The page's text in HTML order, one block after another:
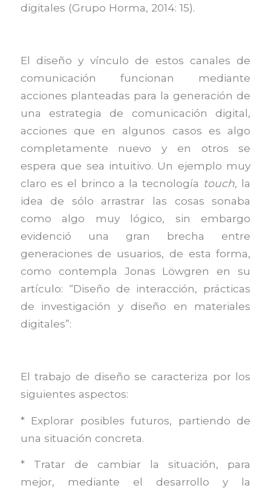
digitales (Grupo Horma, 2014: 15).
El diseño y vínculo de estos canales de
comunicación funcionan mediante
acciones planteadas para la generación de
una estrategia de comunicación digital,
acciones que en algunos casos es algo
completamente nuevo y en otros se
espera que sea intuitivo. Un ejemplo muy
claro es el brinco a la tecnología touch, la
idea de sólo arrastrar las cosas sonaba
como algo muy lógico, sin embargo
evidenció una gran brecha entre
generaciones de usuarios, de esta forma,
como contempla Jonas Löwgren en su
artículo: “Diseño de interacción, prácticas
de investigación y diseño en materiales
digitales”:
El trabajo de diseño se caracteriza por los
siguientes aspectos:
* Explorar posibles futuros, partiendo de
una situación concreta.
* Tratar de cambiar la situación, para
mejor, mediante el desarrollo y la